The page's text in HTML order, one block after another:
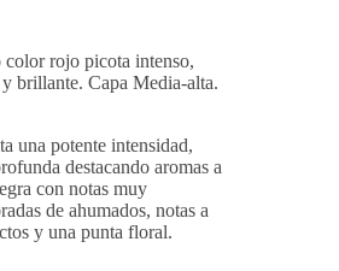
brillante. Capa Media-alta.
una potente intensidad,